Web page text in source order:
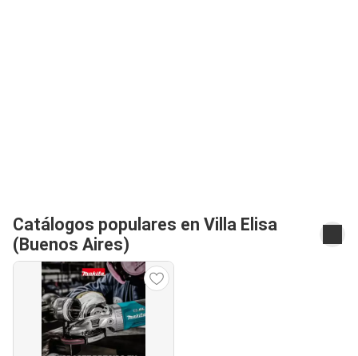
Catálogos populares en Villa Elisa
(Buenos Aires)